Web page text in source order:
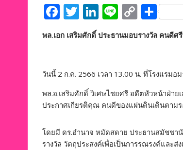
F
ac
e
o
o
k
T
w
itt
Li
n
k
dI
n
Li
e
C
p
Li
n
k
S
ar
พล.เอก เสริมศักดิ์ ประธานมอบรางวัล คนดี
วันนี้ 2 ก.ค. 2566 เวลา 13.00 น. ที่โรงแรม
พล.อ.เสริมศักดิ์ วิเศษไชยศรี อดีตหัวหน้าฝ่าย
ประกาศเกียรติคุณ คนดีของแผ่นดินเดินตาม
โดยมี ดร.อำนาจ หมัดสดาย ประธานสมัชชา
รางวัล วัตถุประสงค์เพื่อเป็นการรณรงค์และส่